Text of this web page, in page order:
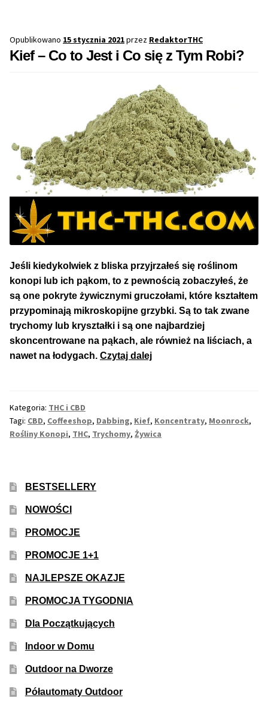
Przewaga Indica
50% Indica i 50% Sativa
Mix Paczki i Zestawy
Duże Oryginalne Opakowania
TOP 10 Indoor
TOP 10 Outdoor
Producenci Nasion
Rozwiń
Inne Akcesoria
GRATIS
Harmonogram Outdoor
Formy i Koszt Wysyłki
Kontakt
Opublikowano 15 stycznia 2021przez RedaktorTHC
Kief – Co to Jest i Co się z Tym Robi?
Jeśli kiedykolwiek z bliska przyjrzałeś się roślinom
konopi lub ich pąkom, to z pewnością zobaczyłeś, że
są one pokryte żywicznymi gruczołami, które kształtem
przypominają mikroskopijne grzybki. Są to tak zwane
trychomy lub kryształki i są one najbardziej
skoncentrowane na pąkach, ale również na liściach, a
nawet na łodygach. Czytaj dalejKief
i
Kategoria: THC i CBD
Tagi: CBD, Coffeeshop, Dabbing, Kief, Koncentraty, Moonrock,
Rośliny Konopi, THC, Trychomy, Żywica
BESTSELLERY
NOWOŚCI
PROMOCJE
PROMOCJE 1+1
NAJLEPSZE OKAZJE
PROMOCJA TYGODNIA
Dla Początkujących
Indoor w Domu
Outdoor na Dworze
Półautomaty Outdoor